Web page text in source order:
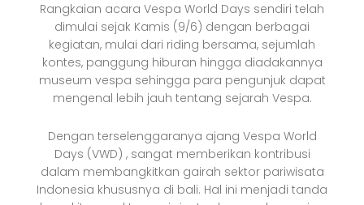
Rangkaian acara Vespa World Days sendiri telah
dimulai sejak Kamis (9/6) dengan berbagai
kegiatan, mulai dari riding bersama, sejumlah
kontes, panggung hiburan hingga diadakannya
museum vespa sehingga para pengunjuk dapat
mengenal lebih jauh tentang sejarah Vespa.
Dengan terselenggaranya ajang Vespa World
Days (VWD) , sangat memberikan kontribusi
dalam membangkitkan gairah sektor pariwisata
Indonesia khususnya di bali. Hal ini menjadi tanda